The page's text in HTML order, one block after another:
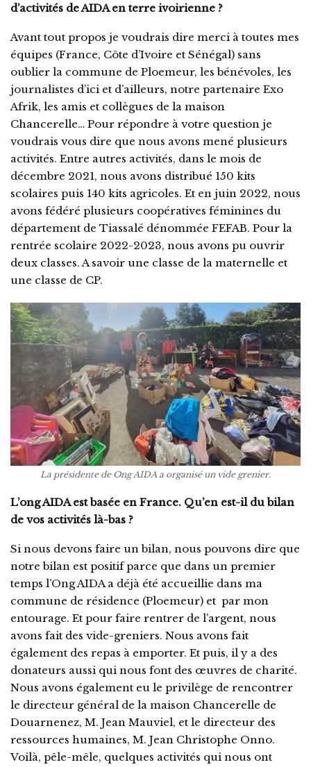
d’activités de AIDA en terre ivoirienne ?
Avant tout propos je voudrais dire merci à toutes mes
équipes (France, Côte d’Ivoire et Sénégal) sans
oublier la commune de Ploemeur, les bénévoles, les
journalistes d’ici et d’ailleurs, notre partenaire Exo
Afrik, les amis et collègues de la maison
Chancerelle… Pour répondre à votre question je
voudrais vous dire que nous avons mené plusieurs
activités. Entre autres activités, dans le mois de
décembre 2021, nous avons distribué 150 kits
scolaires puis 140 kits agricoles. Et en juin 2022, nous
avons fédéré plusieurs coopératives féminines du
département de Tiassalé dénommée FEFAB. Pour la
rentrée scolaire 2022-2023, nous avons pu ouvrir
deux classes. A savoir une classe de la maternelle et
une classe de CP.
La présidente de Ong AIDA a organisé un vide grenier.
L’ong AIDA est basée en France. Qu’en est-il du bilan
de vos activités là-bas ?
Si nous devons faire un bilan, nous pouvons dire que
notre bilan est positif parce que dans un premier
temps l’Ong AIDA a déjà été accueillie dans ma
commune de résidence (Ploemeur) et par mon
entourage. Et pour faire rentrer de l’argent, nous
avons fait des vide-greniers. Nous avons fait
également des repas à emporter. Et puis, il y a des
donateurs aussi qui nous font des œuvres de charité.
Nous avons également eu le privilège de rencontrer
le directeur général de la maison Chancerelle de
Douarnenez, M. Jean Mauviel, et le directeur des
ressources humaines, M. Jean Christophe Onno.
Voilà, pêle-mêle, quelques activités qui nous ont